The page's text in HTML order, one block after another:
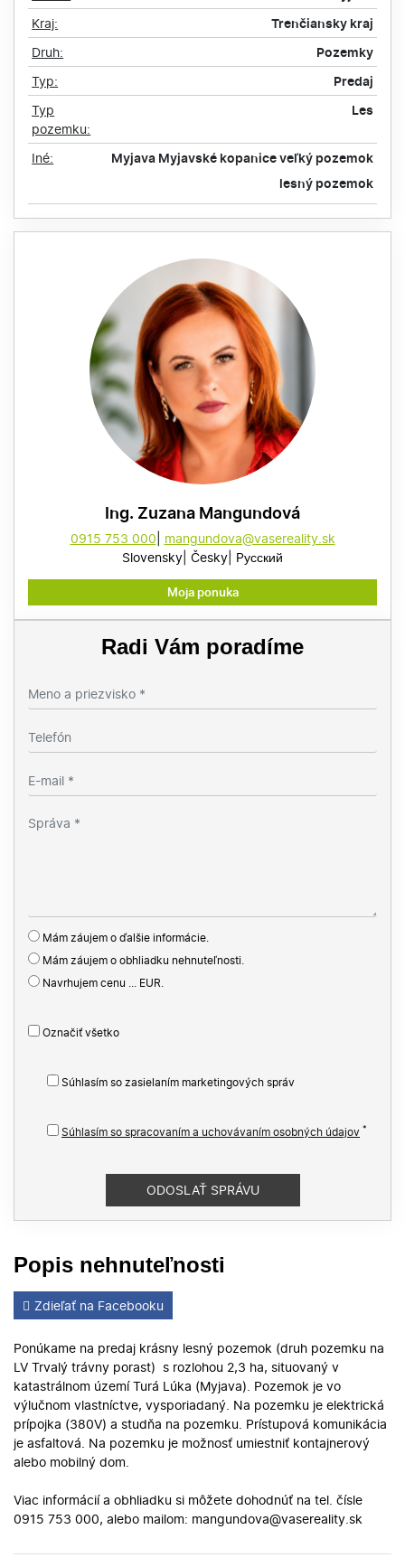
Popis nehnuteľnosti
Zdieľať na Facebooku
Ponúkame na predaj krásny lesný pozemok (druh pozemku na
LV Trvalý trávny porast) s rozlohou 2,3 ha, situovaný v
katastrálnom území Turá Lúka (Myjava). Pozemok je vo
výlučnom vlastníctve, vysporiadaný. Na pozemku je elektrická
prípojka (380V) a studňa na pozemku. Prístupová komunikácia
je asfaltová. Na pozemku je možnosť umiestniť kontajnerový
alebo mobilný dom.
Viac informácií a obhliadku si môžete dohodnúť na tel. čísle
0915 753 000, alebo mailom: mangundova@vasereality.sk
Kraj:
Trenčiansky kraj
Druh:
Pozemky
Typ:
Predaj
Typ
pozemku:
Les
Iné: Myjava Myjavské kopaniceveľký pozemok
lesný pozemok
Ing. Zuzana Mangundová
0915 753 000
mangundova@vasereality.sk
Slovensky Česky Pусский
Moja ponuka
Radi Vám poradíme
Mám záujem o ďalšie informácie.
Mám záujem o obhliadku nehnuteľnosti.
Navrhujem cenu ... EUR.
Označiť všetko
Súhlasím so zasielaním marketingových správ
Súhlasím so spracovaním a uchovávaním osobných údajov *